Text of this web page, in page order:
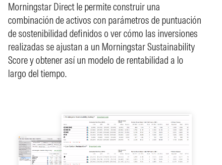
Morningstar Direct le permite construir una
combinación de activos con parámetros de puntuación
de sostenibilidad definidos o ver cómo las inversiones
realizadas se ajustan a un Morningstar Sustainability
Score y obtener así un modelo de rentabilidad a lo
largo del tiempo.